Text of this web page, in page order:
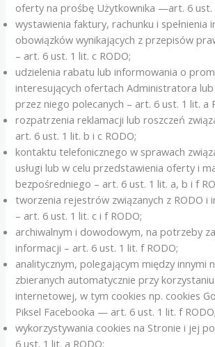
oferty na prośbę Użytkownika —art. 6 ust.
wystawienia faktury, rachunku i spełnienia
obowiązków wynikających z przepisów
– art. 6 ust. 1 lit. c RODO;
udzielenia rabatu lub informowania o
interesujących ofertach Administratora
przez niego polecanych – art. 6 ust. 1 lit. a
rozpatrzenia reklamacji lub roszczeń
art. 6 ust. 1 lit. b i c RODO;
kontaktu telefonicznego w sprawach
usługi lub w celu przedstawienia oferty i
bezpośredniego – art. 6 ust. 1 lit. a, b i f
tworzenia rejestrów związanych z RODO i
– art. 6 ust. 1 lit. c i f RODO;
archiwalnym i dowodowym, na potrzeby
informacji – art. 6 ust. 1 lit. f RODO;
analitycznym, polegającym między innymi
zbieranych automatycznie przy
internetowej, w tym cookies np. cookies
Piksel Facebooka — art. 6 ust. 1 lit. f RODO;
wykorzystywania cookies na Stronie i jej
6 ust. 1 lit. a RODO;